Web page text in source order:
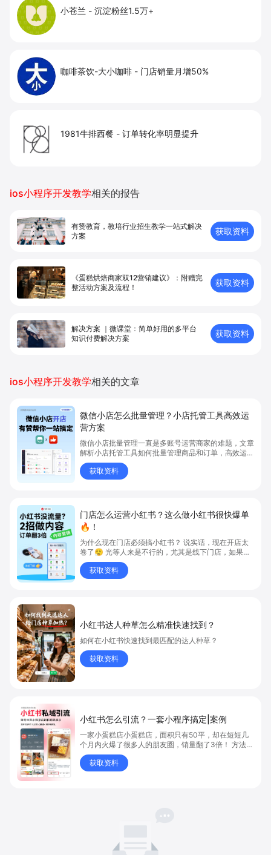
小苍兰 - 沉淀粉丝1.5万+
咖啡茶饮-大小咖啡 - 门店销量月增50%
1981牛排西餐 - 订单转化率明显提升
ios小程序开发教学相关的报告
有赞教育，教培行业招生教学一站式解决
方案
获取资料
《蛋糕烘焙商家双12营销建议》：附赠完
整活动方案及流程！
获取资料
解决方案 ｜微课堂：简单好用的多平台
知识付费解决方案
获取资料
ios小程序开发教学相关的文章
微信小店怎么批量管理？小店托管工具高效运
营方案
微信小店批量管理一直是多账号运营商家的难题，文章
解析小店托管工具如何批量管理商品和订单，高效运营
多账号微信小店。通过智能同步、AI运营托管和丰富营
销玩法，全面提升门店管理效率。点击了解微信小店批
量管理、高效托管的实用方案！
获取资料
门店怎么运营小红书？这么做小红书很快爆单
🔥！
为什么现在门店必须搞小红书？ 说实话，现在开店太
卷了😮‍💨 光等人来是不行的，尤其是线下门店，如果你
还没开始做小红书，那真的就是“闭着眼放弃客流”🚪
💸 获取资料
小红书达人种草怎么精准快速找到？
如何在小红书快速找到最匹配的达人种草？
获取资料
小红书怎么引流？一套小程序搞定|案例
一家小蛋糕店小蛋糕店，面积只有50平，却在短短几
个月内火爆了很多人的朋友圈，销量翻了3倍！ 方法则
是——巧妙借助小红书的种草平台和闭环引流，实现从
“种草”到“成交”的完美闭环！ 👇
获取资料